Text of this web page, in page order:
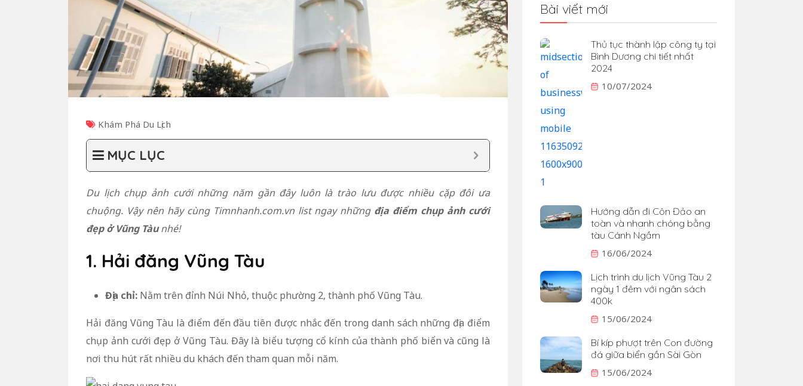
Khám Phá Du Lịch
MỤC LỤC
Du lịch chụp ảnh cưới những năm gần đây luôn là trào lưu được nhiều cặp đôi ưa
chuộng. Vậy nên hãy cùng Timnhanh.com.vn list ngay những địa điểm chụp ảnh cưới
đẹp ở Vũng Tàunhé!
1. Hải đăng Vũng Tàu
Địa chỉ: Nằm trên đỉnh Núi Nhỏ, thuộc phường 2, thành phố Vũng Tàu.
Hải đăng Vũng Tàu là điểm đến đầu tiên được nhắc đến trong danh sách những địa điểm
chụp ảnh cưới đẹp ở Vũng Tàu. Đây là biểu tượng cổ kính của thành phố biển và cũng là
nơi thu hút rất nhiều du khách đến tham quan mỗi năm.
Bài viết mới
Thủ tục thành lập công ty tại
Bình Dương chi tiết nhất
2024
10/07/2024
Hướng dẫn đi Côn Đảo an
toàn và nhanh chóng bằng
tàu Cánh Ngầm
16/06/2024
Lịch trình du lịch Vũng Tàu 2
ngày 1 đêm với ngân sách
400k
15/06/2024
Bí kíp phượt trên Con đường
đá giữa biển gần Sài Gòn
15/06/2024